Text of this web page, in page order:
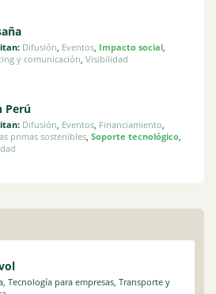
Difusión Eventos, Impacto social,
y comunicación Visibilidad
Perú
Difusión, Eventos, Financiamiento,
primas sostenibles, Soporte tecnológico,
, Tecnología para empresas, Transporte y